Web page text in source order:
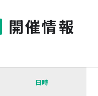
開催情報
日時